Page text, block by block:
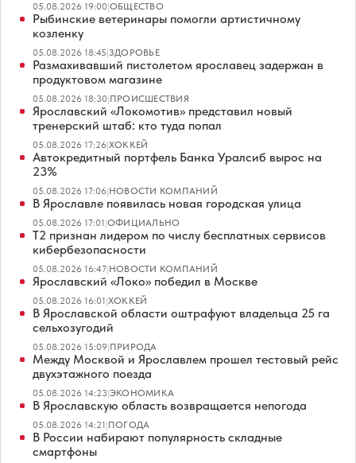
05.08.2026 19:00|ОБЩЕСТВО
Рыбинские ветеринары помогли артистичному
козленку
05.08.2026 18:45|ЗДОРОВЬЕ
Размахивавший пистолетом ярославец задержан в
продуктовом магазине
05.08.2026 18:30|ПРОИСШЕСТВИЯ
Ярославский «Локомотив» представил новый
тренерский штаб: кто туда попал
05.08.2026 17:26|ХОККЕЙ
Автокредитный портфель Банка Уралсиб вырос на
23%
05.08.2026 17:06|НОВОСТИ КОМПАНИЙ
В Ярославле появилась новая городская улица
05.08.2026 17:01|ОФИЦИАЛЬНО
Т2 признан лидером по числу бесплатных сервисов
кибербезопасности
05.08.2026 16:47|НОВОСТИ КОМПАНИЙ
Ярославский «Локо» победил в Москве
05.08.2026 16:01|ХОККЕЙ
В Ярославской области оштрафуют владельца 25 га
сельхозугодий
05.08.2026 15:09|ПРИРОДА
Между Москвой и Ярославлем прошел тестовый рейс
двухэтажного поезда
05.08.2026 14:23|ЭКОНОМИКА
В Ярославскую область возвращается непогода
05.08.2026 14:21|ПОГОДА
В России набирают популярность складные
смартфоны